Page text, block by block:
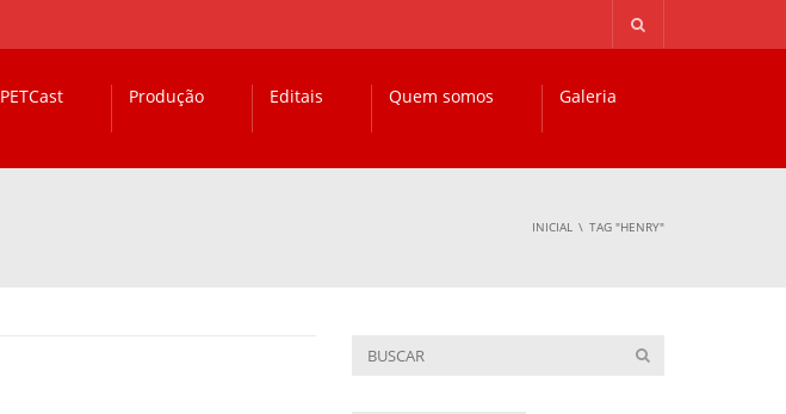
PETCast Produção Editais Quem somos Galeria
INICIAL TAG "HENRY"